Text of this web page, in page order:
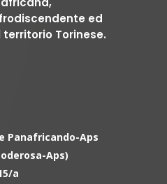
ed
Torinese.
Panafricando-Aps
Aps)
a